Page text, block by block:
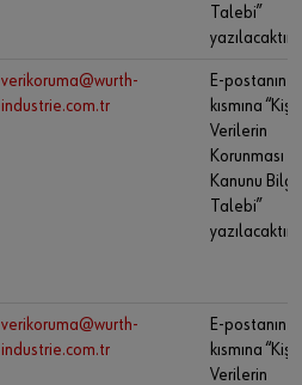
Talebi”
yazılacaktır.
verikoruma@wurth-
industrie.com.tr
E-postanın
kısmına
Verilerin
Korunması
Kanunu Bilgi
Talebi”
yazılacaktır.
verikoruma@wurth-
industrie.com.tr
E-postanın
kısmına
Verilerin